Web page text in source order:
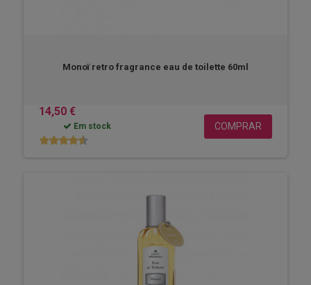
Monoï retro fragrance eau de toilette 60ml
14,50 €
Em stock COMPRAR